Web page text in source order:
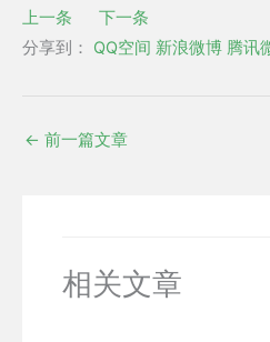
上一条
下一条
分享到：
QQ空间 新浪微博 腾讯
← 前一篇文章
相关文章